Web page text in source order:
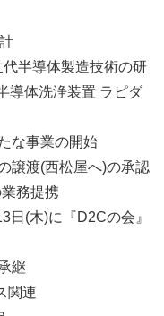
半導体製造技術の研
導体洗浄装置 ラピダ
な事業の開始
譲渡(西松屋へ)の承認
務提携
日(木)に『D2Cの会』
継
関連